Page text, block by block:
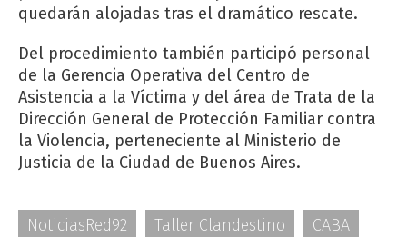
quedarán alojadas tras el dramático rescate.
Del procedimiento también participó personal
de la Gerencia Operativa del Centro de
Asistencia a la Víctima y del área de Trata de la
Dirección General de Protección Familiar contra
la Violencia, perteneciente al Ministerio de
Justicia de la Ciudad de Buenos Aires.
NoticiasRed92 Taller Clandestino
CABA